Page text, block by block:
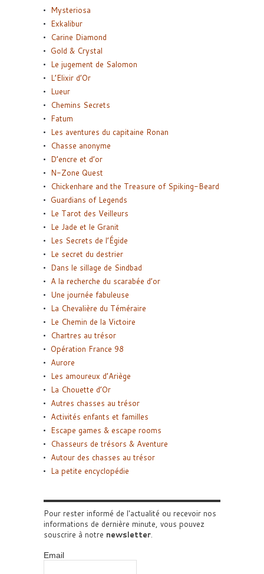
Mysteriosa
Exkalibur
Carine Diamond
Gold & Crystal
Le jugement de Salomon
L’Elixir d’Or
Lueur
Chemins Secrets
Fatum
Les aventures du capitaine Ronan
Chasse anonyme
D’encre et d’or
N-Zone Quest
Chickenhare and the Treasure of Spiking-Beard
Guardians of Legends
Le Tarot des Veilleurs
Le Jade et le Granit
Les Secrets de l’Égide
Le secret du destrier
Dans le sillage de Sindbad
A la recherche du scarabée d’or
Une journée fabuleuse
La Chevalière du Téméraire
Le Chemin de la Victoire
Chartres au trésor
Opération France 98
Aurore
Les amoureux d’Ariège
La Chouette d’Or
Autres chasses au trésor
Activités enfants et familles
Escape games & escape rooms
Chasseurs de trésors & Aventure
Autour des chasses au trésor
La petite encyclopédie
Pour rester informé de l'actualité ou recevoir nos
informations de dernière minute, vous pouvez
souscrire à notre newsletter.
Email